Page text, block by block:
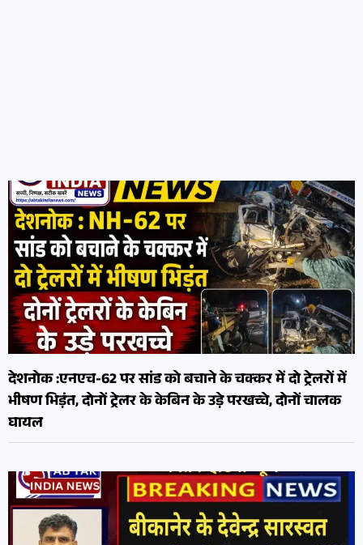
देशनोक :एनएच-62 पर सांड को बचाने के चक्कर में दो ट्रेलरों में
भीषण भिड़ंत, दोनों ट्रेलर के केबिन के उड़े परखच्चे, दोनों चालक
घायल